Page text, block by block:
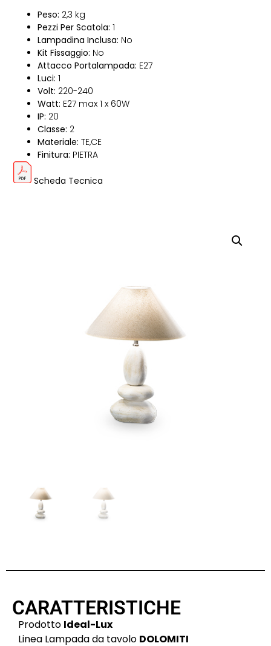
Peso: 2,3 kg
Pezzi Per Scatola: 1
Lampadina Inclusa: No
Kit Fissaggio: No
Attacco Portalampada: E27
Luci: 1
Volt: 220-240
Watt: E27 max 1 x 60W
IP: 20
Classe: 2
Materiale: TE,CE
Finitura: PIETRA
Scheda Tecnica
CARATTERISTICHE
Prodotto Ideal-Lux
Linea Lampada da tavolo DOLOMITI